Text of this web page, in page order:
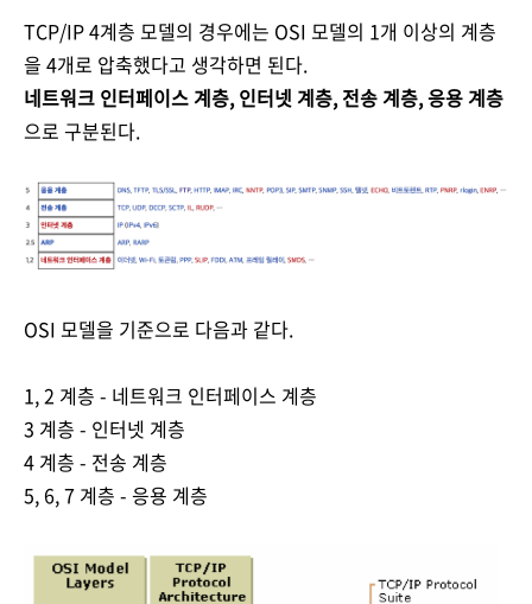
TCP/IP 4계층 모델의 경우에는 OSI 모델의 1개 이상의 계층
을 4개로 압축했다고 생각하면 된다.
네트워크 인터페이스 계층, 인터넷 계층, 전송 계층, 응용 계층
으로 구분된다.
OSI 모델을 기준으로 다음과 같다.
1, 2 계층 - 네트워크 인터페이스 계층
3 계층 - 인터넷 계층
4 계층 - 전송 계층
5, 6, 7 계층 - 응용 계층